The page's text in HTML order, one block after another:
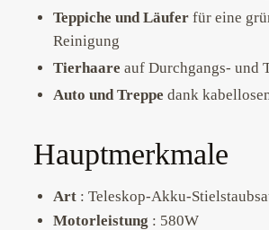
Teppiche und Läuferfür eine
Reinigung
Tierhaare auf Durchgangs- und
Auto und Treppe dank
Hauptmerkmale
Art: Teleskop-Akku-
Motorleistung : 580W